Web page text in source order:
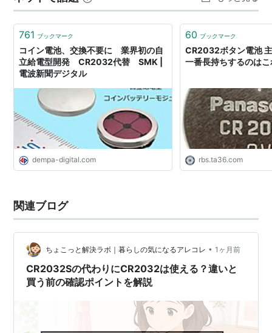
は違います。 急…
761 ブックマーク
コイン電池、交換不要に 業界初の自
立給電型開発 CR2032代替 SMK |
電波新聞デジタル
dempa-digital.com
60 ブックマーク
CR2032ボタン電池
一番長持ちするのは
rbs.ta36.com
関連ブログ
ちょこっと解決ラボ｜暮らしの気になるアレコレ • 1ヶ月前
CR2032Sの代わりにCR2032は使える？違いと
買う前の確認ポイントを解説